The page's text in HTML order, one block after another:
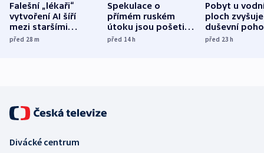
Falešní „lékaři“
vytvoření AI šíří
mezi staršími
Poláky nebezpečné
před 28m
Spekulace o
přímém ruském
útoku jsou pošetilé,
míní estonský
před 14h
Pobyt u
ploch zvyšuje
duševní
ukázala
před 23h
Divácké centrum